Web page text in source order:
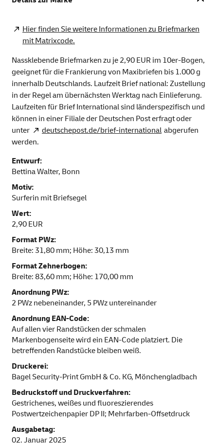
Hier finden Sie weitere Informationen zu Briefmarken
mit Matrixcode.
Nassklebende Briefmarken zu je 2,90 EUR im 10er-Bogen,
geeignet für die Frankierung von Maxibriefen bis 1.000 g
innerhalb Deutschlands. Laufzeit Brief national: Zustellung
in der Regel am übernächsten Werktag nach Einlieferung.
Laufzeiten für Brief International sind länderspezifisch und
können in einer Filiale der Deutschen Post erfragt oder
unter
deutschepost.de/brief-international abgerufen
werden.
Entwurf:
Bettina Walter, Bonn
Motiv:
Surferin mit Briefsegel
Wert:
2,90 EUR
Format PWz:
Breite: 31,80 mm; Höhe: 30,13 mm
Format Zehnerbogen:
Breite: 83,60 mm; Höhe: 170,00 mm
Anordnung PWz:
2 PWz nebeneinander, 5 PWz untereinander
Anordnung EAN-Code:
Auf allen vier Randstücken der schmalen
Markenbogenseite wird ein EAN-Code platziert. Die
betreffenden Randstücke bleiben weiß.
Druckerei:
Bagel Security-Print GmbH & Co. KG, Mönchengladbach
Bedruckstoff und Druckverfahren:
Gestrichenes, weißes und fluoreszierendes
Postwertzeichenpapier DP II; Mehrfarben-Offsetdruck
Ausgabetag:
02. Januar 2025